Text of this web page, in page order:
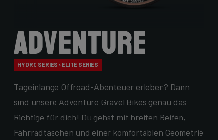
Adventure
HYDRO SERIES › ELITE SERIES
Tageinlange Offroad-Abenteuer erleben? Dann
sind unsere Adventure Gravel Bikes genau das
Richtige für dich! Du gehst mit breiten Reifen,
Fahrradtaschen und einer komfortablen Geometrie